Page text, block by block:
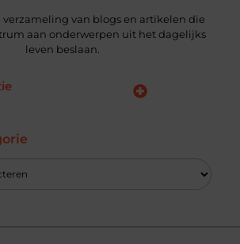
verzameling van blogs en artikelen die
aan onderwerpen uit het dagelijks
leven beslaan.